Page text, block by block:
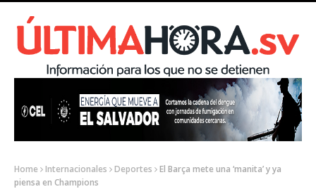
Home Internacionales Deportes
El Barça mete una ‘manita’ y ya
piensa en Champions